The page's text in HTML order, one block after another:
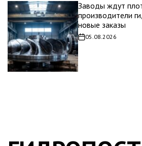
Заводы ждут
производители
новые заказы
Дата05.08.2026